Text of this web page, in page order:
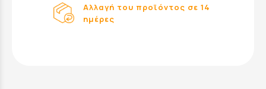
Αλλαγή του προϊόντος σε 14
ημέρες